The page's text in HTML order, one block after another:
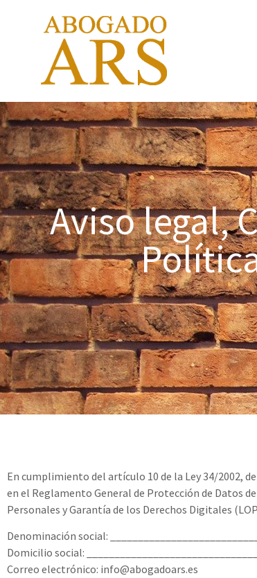
Aviso legal,
En cumplimiento del artículo 10 de la Ley 34/2002,
en el Reglamento General de Protección de Datos
Personales y Garantía de los Derechos Digitales
Denominación social:
Domicilio social: _______________________________
Correo electrónico: info@abogadoars.es